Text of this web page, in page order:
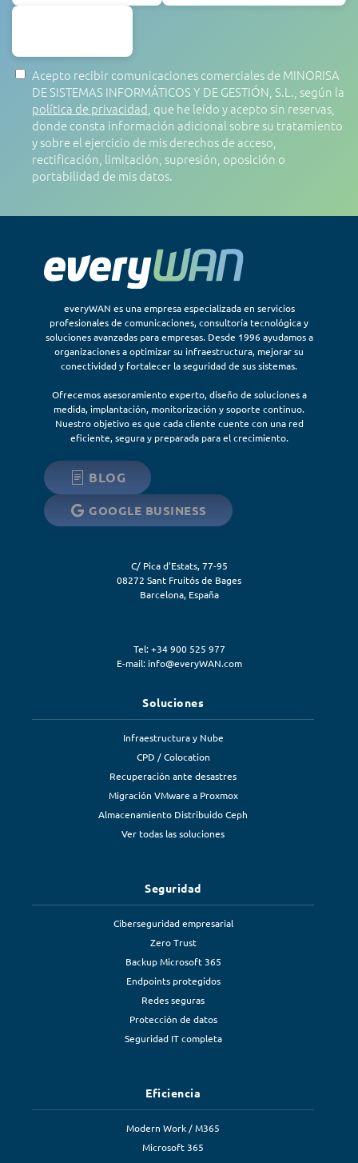
Acepto recibir comunicaciones comerciales de MINORISA
DE SISTEMAS INFORMÁTICOS Y DE GESTIÓN, S.L., según la
política de privacidad , que he leído y acepto sin reservas,
donde consta información adicional sobre su tratamiento
y sobre el ejercicio de mis derechos de acceso,
rectificación, limitación, supresión, oposición o
portabilidad de mis datos.
everyWAN es una empresa especializada en servicios
profesionales de comunicaciones, consultoría tecnológica y
soluciones avanzadas para empresas. Desde 1996 ayudamos a
organizaciones a optimizar su infraestructura, mejorar su
conectividad y fortalecer la seguridad de sus sistemas.
Ofrecemos asesoramiento experto, diseño de soluciones a
medida, implantación, monitorización y soporte continuo.
Nuestro objetivo es que cada cliente cuente con una red
eficiente, segura y preparada para el crecimiento.
BLOG
GOOGLE BUSINESS
C/ Pica d'Estats, 77-95
08272 Sant Fruitós de Bages
Barcelona, España
Tel: +34 900 525 977
E-mail: info@everyWAN.com
Soluciones
Infraestructura y Nube
CPD / Colocation
Recuperación ante desastres
Migración VMware a Proxmox
Almacenamiento Distribuido Ceph
Ver todas las soluciones
Seguridad
Ciberseguridad empresarial
Zero Trust
Backup Microsoft 365
Endpoints protegidos
Redes seguras
Protección de datos
Seguridad IT completa
Eficiencia
Modern Work / M365
Microsoft 365